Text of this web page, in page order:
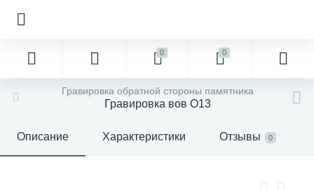
0 0
Гравировка обратной стороны памятника
Гравировка вов О13
Описание Характеристики Отзывы 0